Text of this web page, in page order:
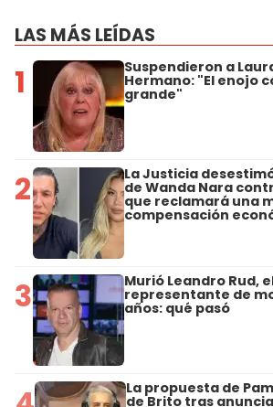
LAS MÁS LEÍDAS
1 Suspendieron a
Hermano: "El enojo
grande"
2 La Justicia
de Wanda Nara
que reclamará una
compensación
3 Murió Leandro Rud,
representante de
años: qué pasó
La propuesta de
de Brito tras